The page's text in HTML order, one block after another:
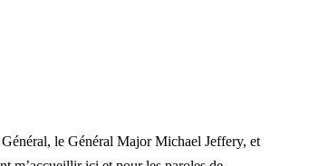
le Général Major Michael Jeffery, et